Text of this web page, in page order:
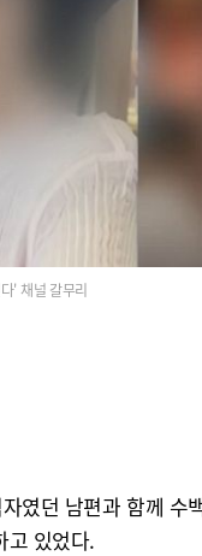
' 채널 갈무리
던 남편과 함께
고 있었다.